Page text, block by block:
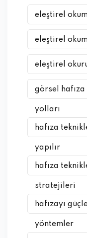
eleştirel
eleştirel
eleştirel
görsel hafıza
yolları
hafıza
yapılır
hafıza
stratejileri
hafızayı
yöntemler